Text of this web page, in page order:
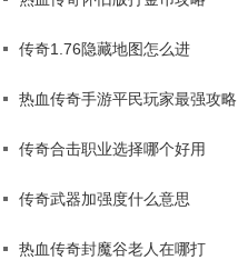
传奇1.76隐藏地图怎么进
热血传奇手游平民玩家最强攻略
传奇合击职业选择哪个好用
传奇武器加强度什么意思
热血传奇封魔谷老人在哪打